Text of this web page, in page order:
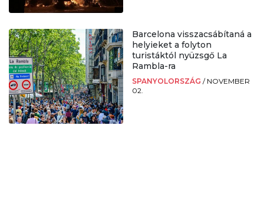
Barcelona visszacsábítaná a
helyieket a folyton
turistáktól nyüzsgő La
Rambla-ra
SPANYOLORSZÁG / NOVEMBER
02.